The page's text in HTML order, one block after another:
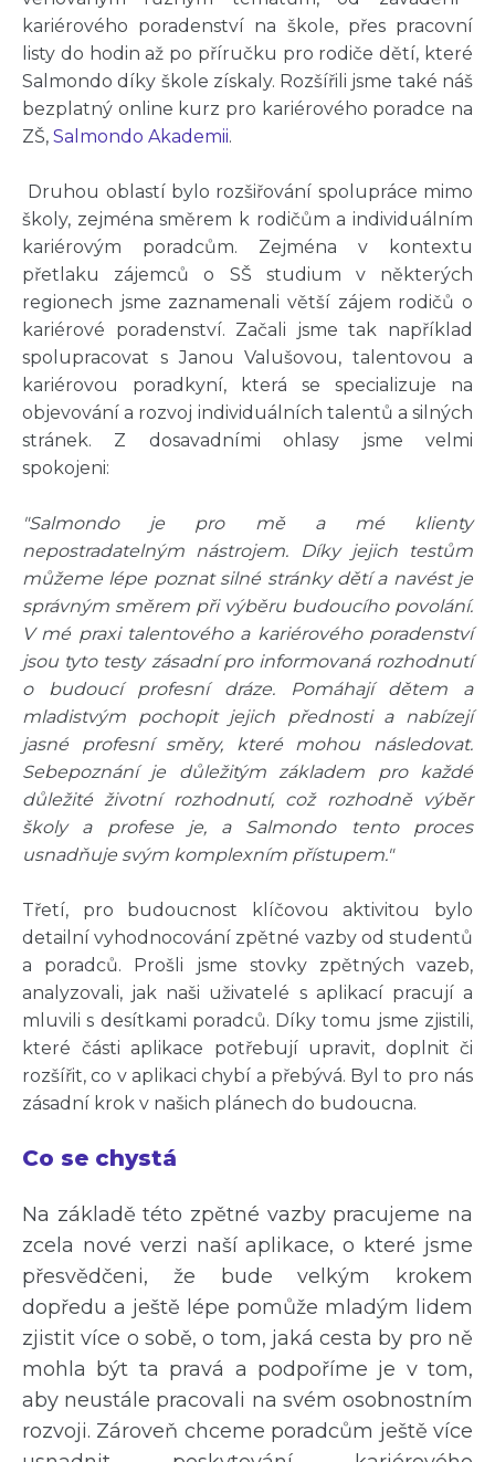
kariérového poradenství na škole, přes pracovní
listy do hodin až po příručku pro rodiče dětí, které
Salmondo díky škole získaly. Rozšířili jsme také náš
bezplatný online kurz pro kariérového poradce na
ZŠ, Salmondo Akademii.
Druhou oblastí bylo rozšiřování spolupráce mimo
školy, zejména směrem k rodičům a individuálním
kariérovým poradcům. Zejména v kontextu
přetlaku zájemců o SŠ studium v některých
regionech jsme zaznamenali větší zájem rodičů o
kariérové poradenství. Začali jsme tak například
spolupracovat s Janou Valušovou, talentovou a
kariérovou poradkyní, která se specializuje na
objevování a rozvoj individuálních talentů a silných
stránek. Z dosavadními ohlasy jsme velmi
spokojeni:
"Salmondo je pro mě a mé klienty
nepostradatelným nástrojem. Díky jejich testům
můžeme lépe poznat silné stránky dětí a navést je
správným směrem při výběru budoucího povolání.
V mé praxi talentového a kariérového poradenství
jsou tyto testy zásadní pro informovaná rozhodnutí
o budoucí profesní dráze. Pomáhají dětem a
mladistvým pochopit jejich přednosti a nabízejí
jasné profesní směry, které mohou následovat.
Sebepoznání je důležitým základem pro každé
důležité životní rozhodnutí, což rozhodně výběr
školy a profese je, a Salmondo tento proces
usnadňuje svým komplexním přístupem."
Třetí, pro budoucnost klíčovou aktivitou bylo
detailní vyhodnocování zpětné vazby od studentů
a poradců. Prošli jsme stovky zpětných vazeb,
analyzovali, jak naši uživatelé s aplikací pracují a
mluvili s desítkami poradců. Díky tomu jsme zjistili,
které části aplikace potřebují upravit, doplnit či
rozšířit, co v aplikaci chybí a přebývá. Byl to pro nás
zásadní krok v našich plánech do budoucna.
Co se chystá
Na základě této zpětné vazby pracujeme na
zcela nové verzi naší aplikace, o které jsme
přesvědčeni, že bude velkým krokem
dopředu a ještě lépe pomůže mladým lidem
zjistit více o sobě, o tom, jaká cesta by pro ně
mohla být ta pravá a podpoříme je v tom,
aby neustále pracovali na svém osobnostním
rozvoji. Zároveň chceme poradcům ještě více